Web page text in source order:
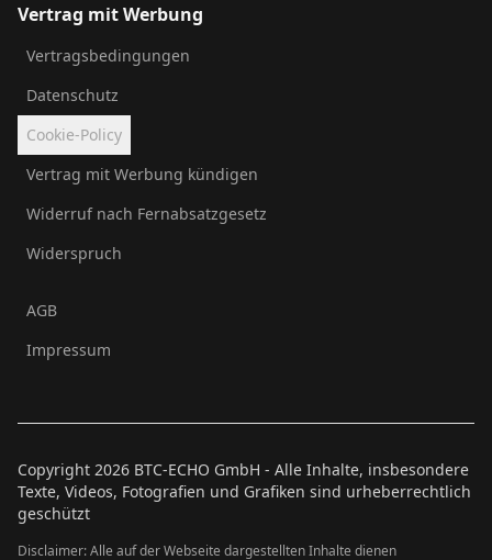
Vertrag mit Werbung
Vertragsbedingungen
Datenschutz
Cookie-Policy
Vertrag mit Werbung kündigen
Widerruf nach Fernabsatzgesetz
Widerspruch
AGB
Impressum
Copyright 2026 BTC-ECHO GmbH - Alle Inhalte, insbesondere
Texte, Videos, Fotografien und Grafiken sind urheberrechtlich
geschützt
Disclaimer: Alle auf der Webseite dargestellten Inhalte dienen